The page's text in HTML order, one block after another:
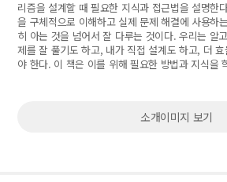
리즘을 설계할 때 필요한 지식과 접근법을 설명한
을 구체적으로 이해하고 실제 문제 해결에 사용하
히 아는 것을 넘어서 잘 다루는 것이다. 우리는 알
제를 잘 풀기도 하고, 내가 직접 설계도 하고, 더
야 한다. 이 책은 이를 위해 필요한 방법과 지식을
소개이미지 보기